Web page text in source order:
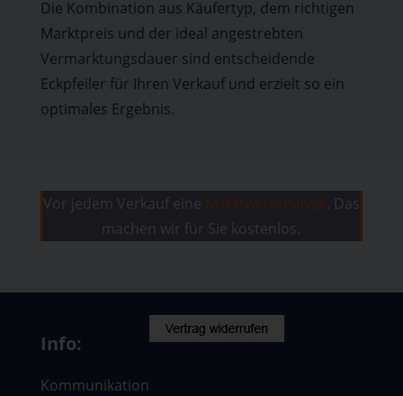
Die Kombination aus Käufertyp, dem richtigen
Marktpreis und der ideal angestrebten
Vermarktungsdauer sind entscheidende
Eckpfeiler für Ihren Verkauf und erzielt so ein
optimales Ergebnis.
Vor jedem Verkauf eine Marktwertanalyse. Das
machen wir für Sie kostenlos.
Info:
Kommunikation